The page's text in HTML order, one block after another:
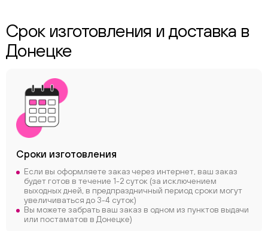
Срок изготовления и доставка в
Донецке
Сроки изготовления
Если вы оформляете заказ через интернет, ваш заказ
будет готов в течение 1-2 суток (за исключением
выходных дней, в предпраздничный период сроки могут
увеличиваться до 3-4 суток)
Вы можете забрать ваш заказ в одном из пунктов выдачи
или постаматов в Донецке)